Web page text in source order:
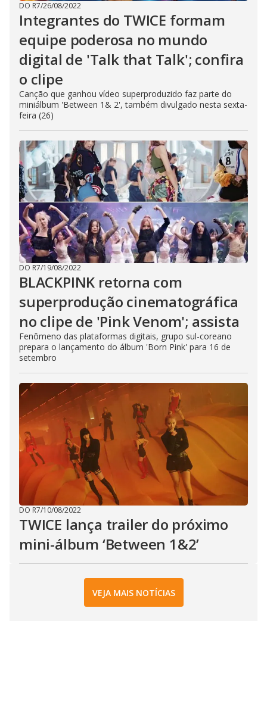
DO R7/26/08/2022
Integrantes do TWICE formam
equipe poderosa no mundo
digital de 'Talk that Talk'; confira
o clipe
Canção que ganhou vídeo superproduzido faz parte do
miniálbum 'Between 1& 2', também divulgado nesta sexta-
feira (26)
DO R7/19/08/2022
BLACKPINK retorna com
superprodução cinematográfica
no clipe de 'Pink Venom'; assista
Fenômeno das plataformas digitais, grupo sul-coreano
prepara o lançamento do álbum 'Born Pink' para 16 de
setembro
DO R7/10/08/2022
TWICE lança trailer do próximo
mini-álbum ‘Between 1&2’
VEJA MAIS NOTÍCIAS